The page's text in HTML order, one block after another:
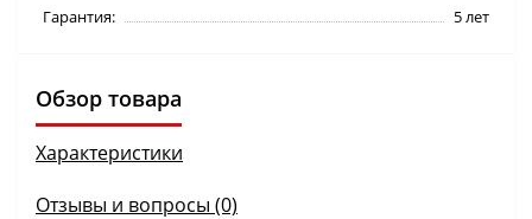
Гарантия:
5 лет
Обзор товара
Характеристики
Отзывы и вопросы (0)